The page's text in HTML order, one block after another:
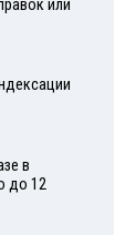
или
в
до 12